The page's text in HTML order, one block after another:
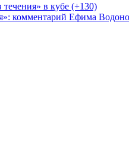
в кубе (+130)
комментарий Ефима